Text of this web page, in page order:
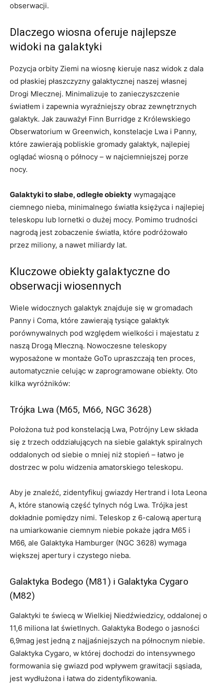
obserwacji.
Dlaczego wiosna oferuje najlepsze
widoki na galaktyki
Pozycja orbity Ziemi na wiosnę kieruje nasz widok z dala
od płaskiej płaszczyzny galaktycznej naszej własnej
Drogi Mlecznej. Minimalizuje to zanieczyszczenie
światłem i zapewnia wyraźniejszy obraz zewnętrznych
galaktyk. Jak zauważył Finn Burridge z Królewskiego
Obserwatorium w Greenwich, konstelacje Lwa i Panny,
które zawierają pobliskie gromady galaktyk, najlepiej
oglądać wiosną o północy – w najciemniejszej porze
nocy.
Galaktyki to słabe, odległe obiekty wymagające
ciemnego nieba, minimalnego światła księżyca i najlepiej
teleskopu lub lornetki o dużej mocy. Pomimo trudności
nagrodą jest zobaczenie światła, które podróżowało
przez miliony, a nawet miliardy lat.
Kluczowe obiekty galaktyczne do
obserwacji wiosennych
Wiele widocznych galaktyk znajduje się w gromadach
Panny i Coma, które zawierają tysiące galaktyk
porównywalnych pod względem wielkości i majestatu z
naszą Drogą Mleczną. Nowoczesne teleskopy
wyposażone w montaże GoTo upraszczają ten proces,
automatycznie celując w zaprogramowane obiekty. Oto
kilka wyróżników:
Trójka Lwa (M65, M66, NGC 3628)
Położona tuż pod konstelacją Lwa, Potrójny Lew składa
się z trzech oddziałujących na siebie galaktyk spiralnych
oddalonych od siebie o mniej niż stopień – łatwo je
dostrzec w polu widzenia amatorskiego teleskopu.
Aby je znaleźć, zidentyfikuj gwiazdy Hertrand i Iota Leona
A, które stanowią część tylnych nóg Lwa. Trójka jest
dokładnie pomiędzy nimi. Teleskop z 6-calową aperturą
na umiarkowanie ciemnym niebie pokaże jądra M65 i
M66, ale Galaktyka Hamburger (NGC 3628) wymaga
większej apertury i czystego nieba.
Galaktyka Bodego (M81) i Galaktyka Cygaro
(M82)
Galaktyki te świecą w Wielkiej Niedźwiedzicy, oddalonej o
11,6 miliona lat świetlnych. Galaktyka Bodego o jasności
6,9mag jest jedną z najjaśniejszych na północnym niebie.
Galaktyka Cygaro, w której dochodzi do intensywnego
formowania się gwiazd pod wpływem grawitacji sąsiada,
jest wydłużona i łatwa do zidentyfikowania.